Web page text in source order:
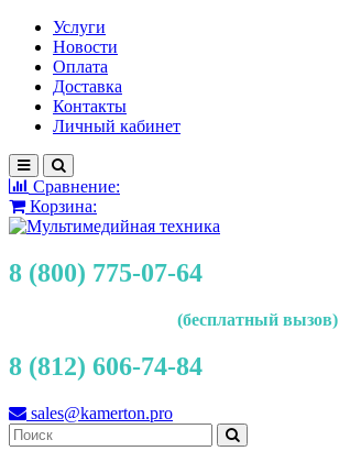
Услуги
Новости
Оплата
Доставка
Контакты
Личный кабинет
Сравнение:
Корзина:
8 (800) 775-07-64
(бесплатный вызов)
8 (812) 606-74-84
sales@kamerton.pro